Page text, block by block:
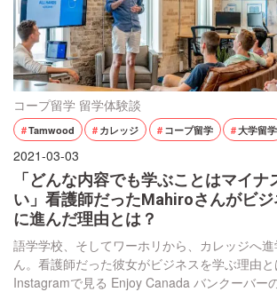
コープ留学 留学体験談
Tamwood カレッジ コープ留学 大学留学
2021-03-03
「どんな内容でも学ぶことはマイナ
い」看護師だったMahiroさんがビ
に進んだ理由とは？
語学学校、そしてワーホリから、カレッジへ
ん。看護師だった彼女がビジネスを学ぶ理由
Instagramで見る Enjoy Canada バンクーバー